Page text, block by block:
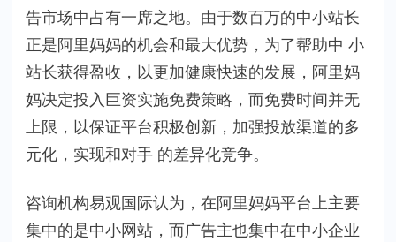
告市场中占有一席之地。由于数百万的中小站长
正是阿里妈妈的机会和最大优势，为了帮助中 小
站长获得盈收，以更加健康快速的发展，阿里妈
妈决定投入巨资实施免费策略，而免费时间并无
上限，以保证平台积极创新，加强投放渠道的多
元化，实现和对手 的差异化竞争。
咨询机构易观国际认为，在阿里妈妈平台上主要
集中的是中小网站，而广告主也集中在中小企业